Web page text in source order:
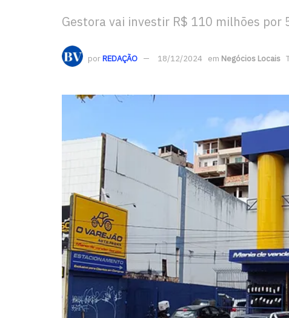
Gestora vai investir R$ 110 milhões por
porREDAÇÃO 18/12/2024 em Negócios Locais